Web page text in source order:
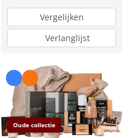
Vergelijken
Verlanglijst
Oude collectie